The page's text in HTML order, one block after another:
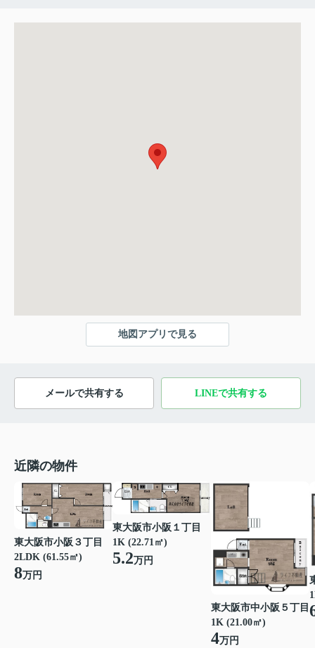
地図アプリで見る
メールで共有する LINEで共有する
近隣の物件
東大阪市小阪３丁目
2LDK (61.55㎡)
8万円
東大阪市小阪１丁目
1K (22.71㎡)
5.2万円
東大阪市中小阪５丁目
1K (21.00㎡)
4万円